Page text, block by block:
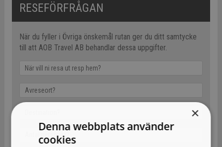
RESEFÖRFRÅGAN
När du fyller i Övriga önskemål rutan ger du ditt samtycke
till att AOB Travel AB behandlar dessa uppgifter.
×
Denna webbplats använder
cookies